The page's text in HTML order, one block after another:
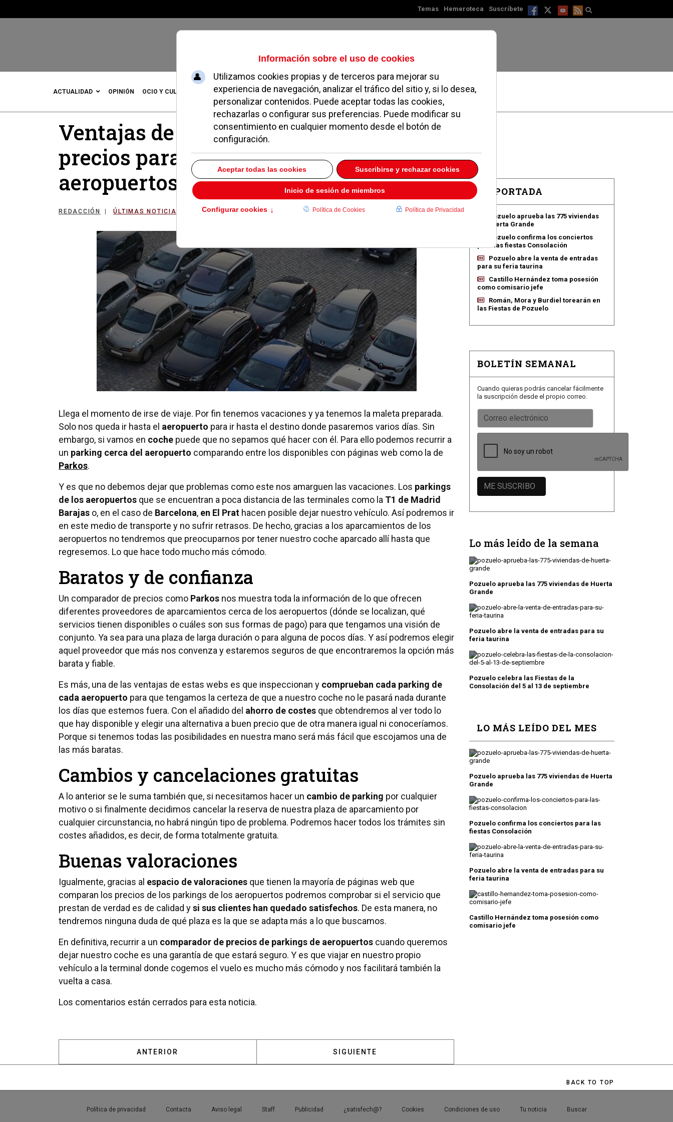
Temas Hemeroteca Suscríbete
Jueves, 06 de agosto de 2026
ACTUALIDAD OPINIÓN OCIO Y CULTURA DEPORTES MADRID NOROESTE SOCIEDAD MAGAZINE SERVICIOS
Ventajas de los comparadores de
precios para los parkings de los
aeropuertos
REDACCIÓN ÚLTIMAS NOTICIAS 06 SEPTIEMBRE 2019
Llega el momento de irse de viaje. Por fin tenemos vacaciones y ya tenemos la maleta preparada.
Solo nos queda ir hasta el aeropuerto para ir hasta el destino donde pasaremos varios días. Sin
embargo, si vamos en coche puede que no sepamos qué hacer con él. Para ello podemos recurrir a
un parking cerca del aeropuerto comparando entre los disponibles con páginas web como la de
Parkos.
Y es que no debemos dejar que problemas como este nos amarguen las vacaciones. Los parkings
de los aeropuertos que se encuentran a poca distancia de las terminales como la T1 de Madrid
Barajas o, en el caso de Barcelona, en El Prat hacen posible dejar nuestro vehículo. Así podremos ir
en este medio de transporte y no sufrir retrasos. De hecho, gracias a los aparcamientos de los
aeropuertos no tendremos que preocuparnos por tener nuestro coche aparcado allí hasta que
regresemos. Lo que hace todo mucho más cómodo.
Baratos y de confianza
Un comparador de precios como Parkos nos muestra toda la información de lo que ofrecen
diferentes proveedores de aparcamientos cerca de los aeropuertos (dónde se localizan, qué
servicios tienen disponibles o cuáles son sus formas de pago) para que tengamos una visión de
conjunto. Ya sea para una plaza de larga duración o para alguna de pocos días. Y así podremos elegir
aquel proveedor que más nos convenza y estaremos seguros de que encontraremos la opción más
barata y fiable.
Es más, una de las ventajas de estas webs es que inspeccionan y comprueban cada parking de
cada aeropuerto para que tengamos la certeza de que a nuestro coche no le pasará nada durante
los días que estemos fuera. Con el añadido del ahorro de costes que obtendremos al ver todo lo
que hay disponible y elegir una alternativa a buen precio que de otra manera igual ni conoceríamos.
Porque si tenemos todas las posibilidades en nuestra mano será más fácil que escojamos una de
las más baratas.
Cambios y cancelaciones gratuitas
A lo anterior se le suma también que, si necesitamos hacer un cambio de parking por cualquier
motivo o si finalmente decidimos cancelar la reserva de nuestra plaza de aparcamiento por
cualquier circunstancia, no habrá ningún tipo de problema. Podremos hacer todos los trámites sin
costes añadidos, es decir, de forma totalmente gratuita.
Buenas valoraciones
Igualmente, gracias al espacio de valoraciones que tienen la mayoría de páginas web que
comparan los precios de los parkings de los aeropuertos podremos comprobar si el servicio que
prestan de verdad es de calidad ysi sus clientes han quedado satisfechos. De esta manera, no
tendremos ninguna duda de qué plaza es la que se adapta más a lo que buscamos.
En definitiva, recurrir a un comparador de precios de parkings de aeropuertos cuando queremos
dejar nuestro coche es una garantía de que estará seguro. Y es que viajar en nuestro propio
vehículo a la terminal donde cogemos el vuelo es mucho más cómodo y nos facilitará también la
vuelta a casa.
Los comentarios están cerrados para esta noticia.
ARTÍCULO ANTERIOR: MADRID SE CONVERTIRÁ EN SEDE DEL SERIELIZADOS FEST DEL 27 AL 30 DE SEPTIEMBRE
ANTERIOR ARTÍCULO SIGUIENTE: ¿CÓMO ENCONTRAR APARCAMIENTO EN EL AEROPUERTO
SIGUIENTE
EN PORTADA
Pozuelo aprueba las 775 viviendas
de Huerta Grande
Pozuelo confirma los conciertos
para las fiestas Consolación
Pozuelo abre la venta de entradas
para su feria taurina
Castillo Hernández toma posesión
como comisario jefe
Román, Mora y Burdiel torearán en
las Fiestas de Pozuelo
BOLETÍN SEMANAL
Cuando quieras podrás cancelar fácilmente
la suscripción desde el propio correo.
Lo más leído de la semana
Pozuelo aprueba las 775 viviendas de Huerta
Grande
Pozuelo abre la venta de entradas para su
feria taurina
Pozuelo celebra las Fiestas de la
Consolación del 5 al 13 de septiembre
LO MÁS LEÍDO DEL MES
Pozuelo aprueba las 775 viviendas de Huerta
Grande
Pozuelo confirma los conciertos para las
fiestas Consolación
Pozuelo abre la venta de entradas para su
feria taurina
Castillo Hernández toma posesión como
comisario jefe
BACK TO TOP
Política de privacidad Contacta Aviso legal Staff Publicidad ¿satisfech@? Cookies Condiciones de uso Tu noticia Buscar